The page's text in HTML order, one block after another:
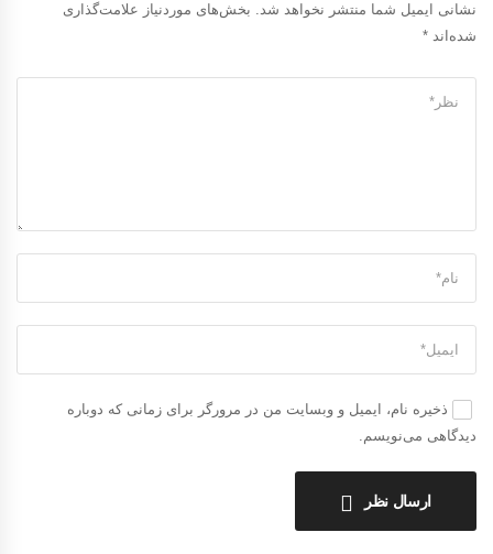
نشانی ایمیل شما منتشر نخواهد شد. بخش‌های موردنیاز علامت‌گذاری
شده‌اند *
ذخیره نام، ایمیل و وبسایت من در مرورگر برای زمانی که دوباره
دیدگاهی می‌نویسم.
ارسال نظر